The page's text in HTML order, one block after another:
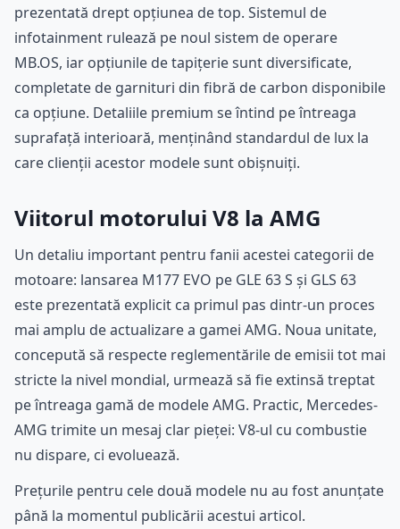
prezentată drept opțiunea de top. Sistemul de
infotainment rulează pe noul sistem de operare
MB.OS, iar opțiunile de tapițerie sunt diversificate,
completate de garnituri din fibră de carbon disponibile
ca opțiune. Detaliile premium se întind pe întreaga
suprafață interioară, menținând standardul de lux la
care clienții acestor modele sunt obișnuiți.
Viitorul motorului V8 la AMG
Un detaliu important pentru fanii acestei categorii de
motoare: lansarea M177 EVO pe GLE 63 S și GLS 63
este prezentată explicit ca primul pas dintr-un proces
mai amplu de actualizare a gamei AMG. Noua unitate,
concepută să respecte reglementările de emisii tot mai
stricte la nivel mondial, urmează să fie extinsă treptat
pe întreaga gamă de modele AMG. Practic, Mercedes-
AMG trimite un mesaj clar pieței: V8-ul cu combustie
nu dispare, ci evoluează.
Prețurile pentru cele două modele nu au fost anunțate
până la momentul publicării acestui articol.